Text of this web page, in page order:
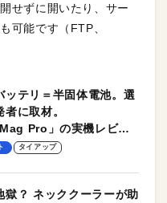
せずに開いたり、サー
可能です（FTP、
ッテリ＝半固体電池。選
に取材。
Pro」の実機レビュ
タイアップ
獄？ ネッククーラーが助